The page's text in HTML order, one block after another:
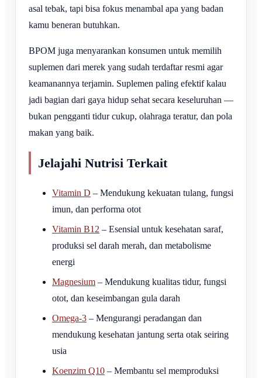
asal tebak, tapi bisa fokus menambal apa yang badan
kamu beneran butuhkan.
BPOM juga menyarankan konsumen untuk memilih
suplemen dari merek yang sudah terdaftar resmi agar
keamanannya terjamin. Suplemen paling efektif kalau
jadi bagian dari gaya hidup sehat secara keseluruhan —
bukan pengganti tidur cukup, olahraga teratur, dan pola
makan yang baik.
Jelajahi Nutrisi Terkait
Vitamin D – Mendukung kekuatan tulang, fungsi
imun, dan performa otot
Vitamin B12 – Esensial untuk kesehatan saraf,
produksi sel darah merah, dan metabolisme
energi
Magnesium – Mendukung kualitas tidur, fungsi
otot, dan keseimbangan gula darah
Omega-3 – Mengurangi peradangan dan
mendukung kesehatan jantung serta otak seiring
usia
Koenzim Q10 – Membantu sel memproduksi